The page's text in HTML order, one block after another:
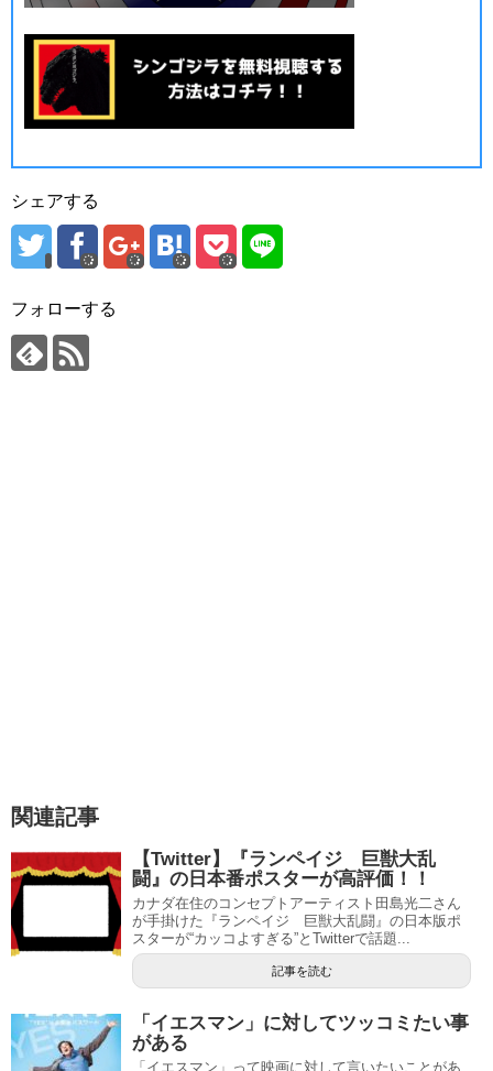
シェアする
フォローする
関連記事
【Twitter】『ランペイジ 巨獣大乱
闘』の日本番ポスターが高評価！！
カナダ在住のコンセプトアーティスト田島光二さん
が手掛けた『ランペイジ 巨獣大乱闘』の日本版ポ
スターが“カッコよすぎる”とTwitterで話題...
記事を読む
「イエスマン」に対してツッコミたい事
がある
「イエスマン」って映画に対して言いたいことがあ